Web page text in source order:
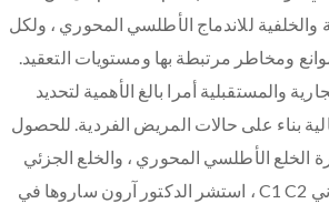
والخلفية للاندماج الأطلسي المحوري ، ولكل
ومخاطر مرتبطة بها ومستويات التعقيد.
والمستقبلية أمرا بالغ الأهمية لتحديد
بناء على حالات المريض الفردية. للحصول
الخلع الأطلسي المحوري ، والخلع الجزئي
المحوري ، والخلع الدوراني C1 C2 ، استشر الدكتور آرون ساروها في